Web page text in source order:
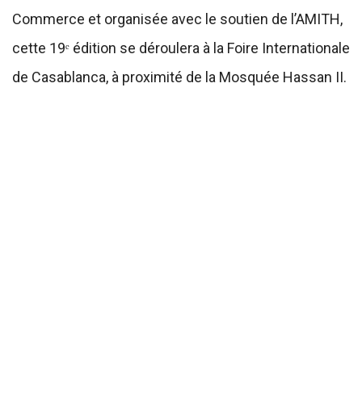
Commerce et organisée avec le soutien de l’AMITH,
cette 19ᵉ édition se déroulera à la Foire Internationale
de Casablanca, à proximité de la Mosquée Hassan II.